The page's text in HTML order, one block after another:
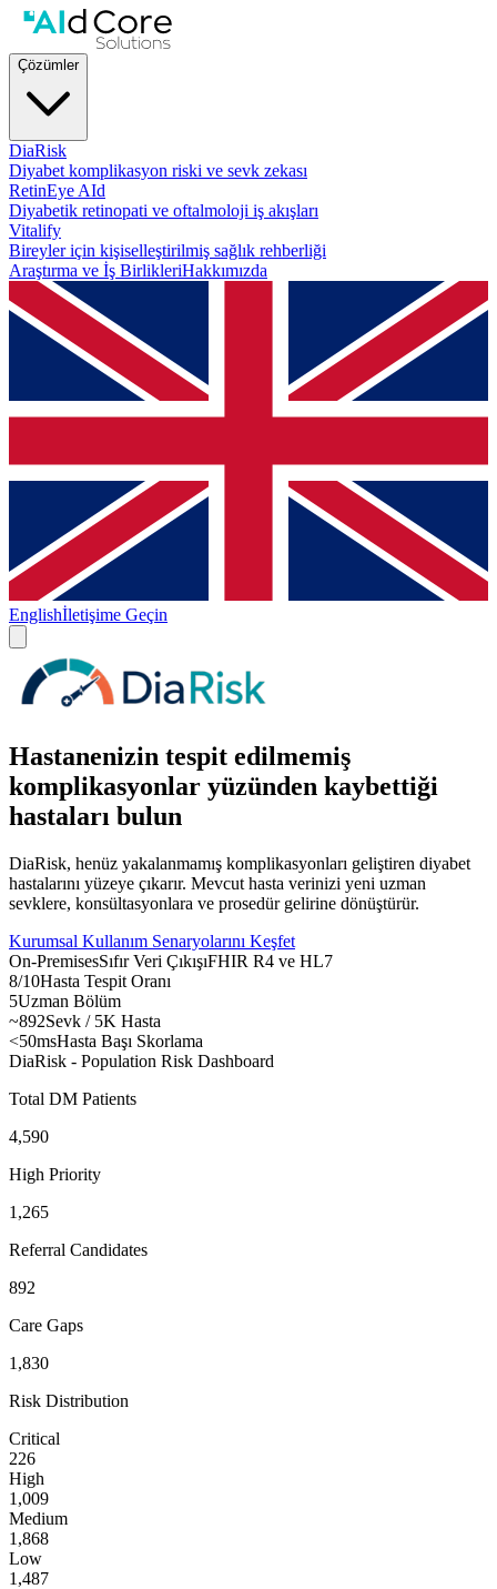
Çözümler
DiaRisk
Diyabet komplikasyon riski ve sevk zekası
RetinEye AId
Diyabetik retinopati ve oftalmoloji iş akışları
Vitalify
Bireyler için kişiselleştirilmiş sağlık rehberliği
Araştırma ve İş BirlikleriHakkımızda
Englishİletişime Geçin
Hastanenizin tespit edilmemiş
komplikasyonlar yüzünden kaybettiği
hastaları bulun
DiaRisk, henüz yakalanmamış komplikasyonları geliştiren diyabet
hastalarını yüzeye çıkarır. Mevcut hasta verinizi yeni uzman
sevklere, konsültasyonlara ve prosedür gelirine dönüştürür.
Kurumsal Kullanım Senaryolarını Keşfet
On-PremisesSıfır Veri ÇıkışıFHIR R4 ve HL7
8/10Hasta Tespit Oranı
5Uzman Bölüm
~892Sevk / 5K Hasta
<50msHasta Başı Skorlama
DiaRisk - Population Risk Dashboard
Total DM Patients
4,590
High Priority
1,265
Referral Candidates
892
Care Gaps
1,830
Risk Distribution
Critical
226
High
1,009
Medium
1,868
Low
1,487